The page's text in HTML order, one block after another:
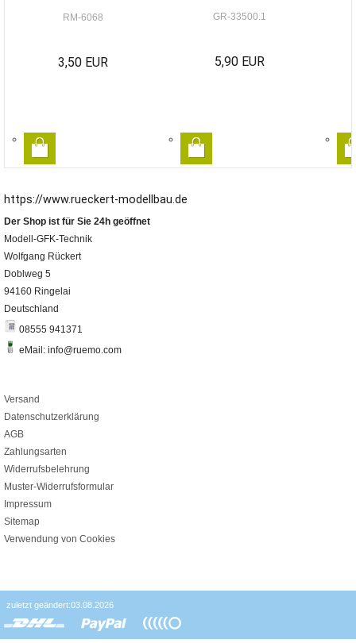
RM-6068
3,50 EUR
GR-33500.1
5,90 EUR
https://www.rueckert-modellbau.de
Der Shop ist für Sie 24h geöffnet
Modell-GFK-Technik
Wolfgang Rückert
Doblweg 5
94160 Ringelai
Deutschland
08555 941371
eMail: info@ruemo.com
Versand
Datenschutzerklärung
AGB
Zahlungsarten
Widerrufsbelehrung
Muster-Widerrufsformular
Impressum
Sitemap
Verwendung von Cookies
zuletzt geändert:03.08.2026